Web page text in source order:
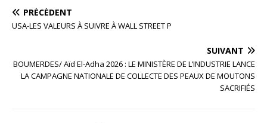
PRÉCÉDENT
USA-LES VALEURS À SUIVRE À WALL STREET P
SUIVANT
BOUMERDES/ Aïd El-Adha 2026 : LE MINISTÈRE DE L’INDUSTRIE LANCE
LA CAMPAGNE NATIONALE DE COLLECTE DES PEAUX DE MOUTONS
SACRIFIÉS